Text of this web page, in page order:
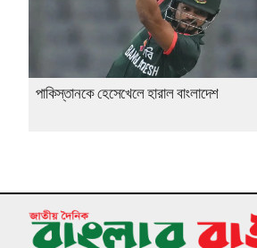
পাকিস্তানকে হেসেখেলে হারাল বাংলাদেশ